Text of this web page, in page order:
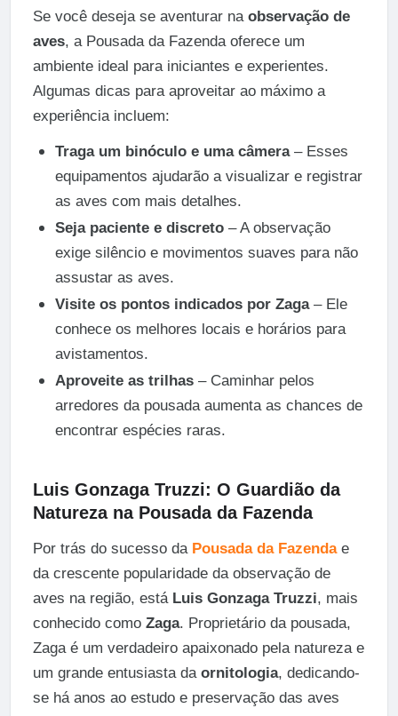
Se você deseja se aventurar na observação de
aves, a Pousada da Fazenda oferece um
ambiente ideal para iniciantes e experientes.
Algumas dicas para aproveitar ao máximo a
experiência incluem:
Traga um binóculo e uma câmera– Esses
equipamentos ajudarão a visualizar e registrar
as aves com mais detalhes.
Seja paciente e discreto– A observação
exige silêncio e movimentos suaves para não
assustar as aves.
Visite os pontos indicados por Zaga– Ele
conhece os melhores locais e horários para
avistamentos.
Aproveite as trilhas– Caminhar pelos
arredores da pousada aumenta as chances de
encontrar espécies raras.
Luis Gonzaga Truzzi: O Guardião da
Natureza na Pousada da Fazenda
Por trás do sucesso da Pousada da Fazendae
da crescente popularidade da observação de
aves na região, está Luis Gonzaga Truzzi, mais
conhecido como Zaga. Proprietário da pousada,
Zaga é um verdadeiro apaixonado pela natureza e
um grande entusiasta da ornitologia, dedicando-
se há anos ao estudo e preservação das aves